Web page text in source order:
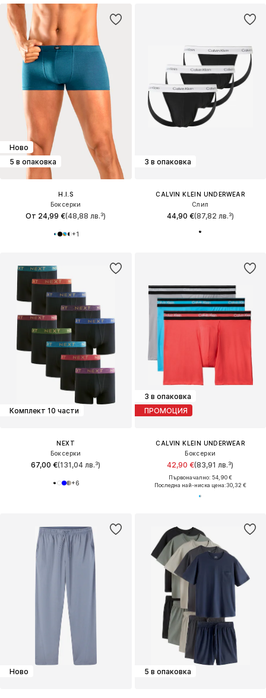
Ново
5 в опаковка
H.I.S
Боксерки
От 24,99 €(48,88 лв.³)
+1
3 в опаковка
CALVIN KLEIN UNDERWEAR
Слип
44,90 €(87,82 лв.³)
Комплект 10 части
NEXT
Боксерки
67,00 €(131,04 лв.³)
+6
3 в опаковка
ПРОМОЦИЯ
CALVIN KLEIN UNDERWEAR
Боксерки
42,90 €(83,91 лв.³)
Първоначално: 54,90 €
Последна най-ниска цена:30,32 €
Ново 5 в опаковка